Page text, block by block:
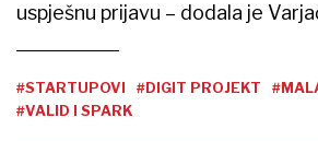
uspješnu prijavu – dodala je
#STARTUPOVI #DIGIT PROJEKT
#VALID I SPARK